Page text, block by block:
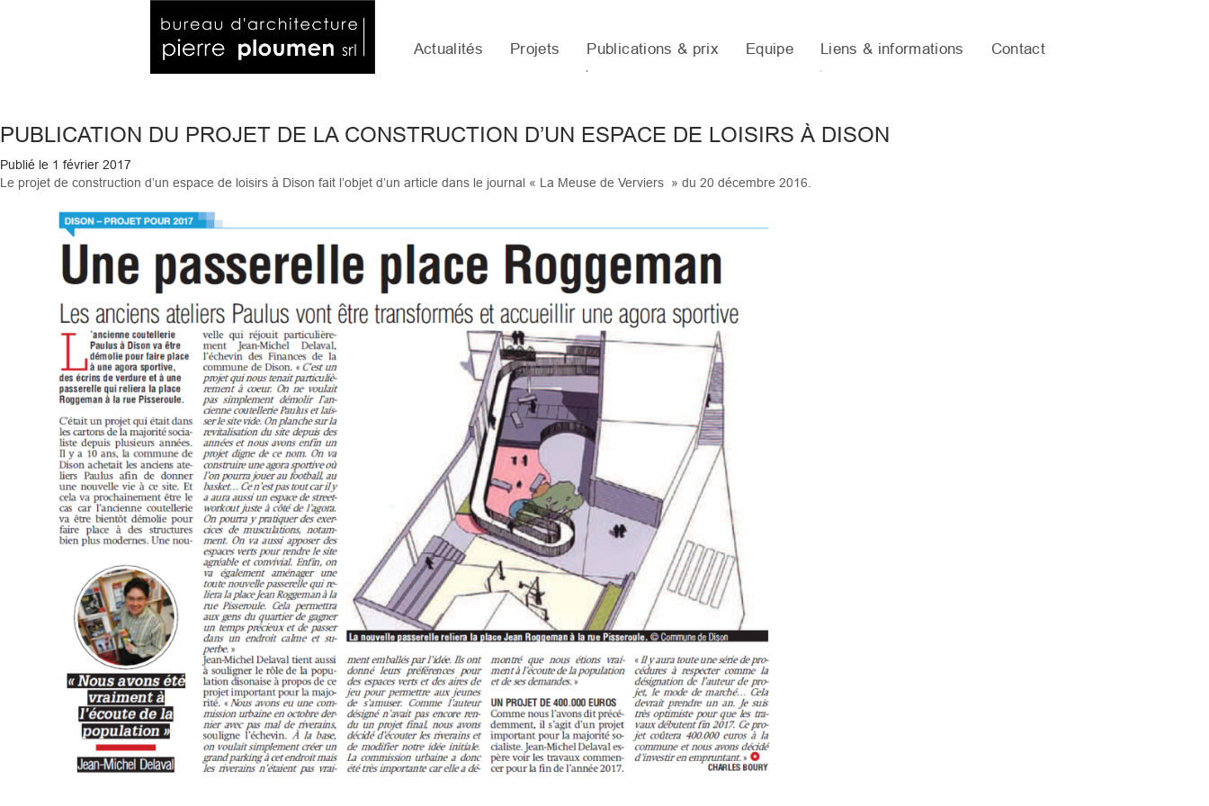
Actualités Projets Publications & prix Equipe Liens & informations Contact
PUBLICATION DU PROJET DE LA CONSTRUCTION D’UN ESPACE DE LOISIRS À DISON
Publié le 1 février 2017
Le projet de construction d’un espace de loisirs à Dison fait l’objet d’un article dans le journal « La Meuse de Verviers » du 20 décembre 2016.